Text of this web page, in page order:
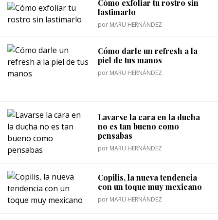
Cómo exfoliar tu rostro sin
lastimarlo
por MARU HERNÁNDEZ
Cómo darle un refresh a la
piel de tus manos
por MARU HERNÁNDEZ
Lavarse la cara en la ducha
no es tan bueno como
pensabas
por MARU HERNÁNDEZ
Copilis, la nueva tendencia
con un toque muy mexicano
por MARU HERNÁNDEZ